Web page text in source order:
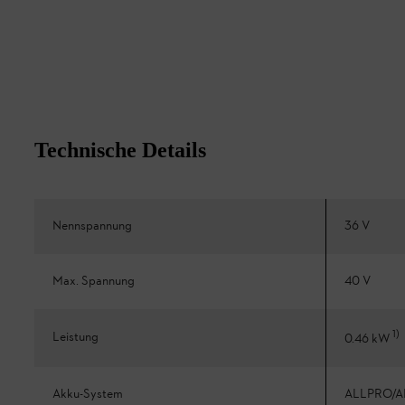
Technische Details
Nennspannung 36 V
Max. Spannung 40 V
Leistung 0.46 kW1)
Akku-System ALLPRO/